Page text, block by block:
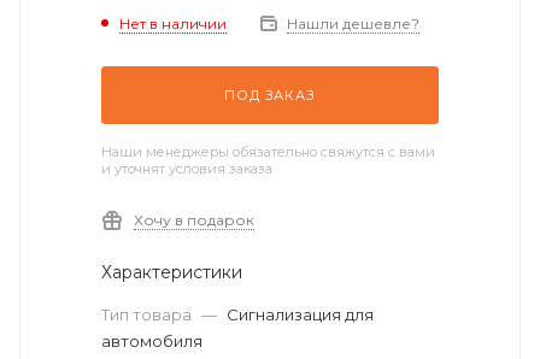
Нет в наличии Нашли дешевле?
ПОД ЗАКАЗ
Наши менеджеры обязательно свяжутся с вами
и уточнят условия заказа
Хочу в подарок
Характеристики
Тип товара — Сигнализация для
автомобиля